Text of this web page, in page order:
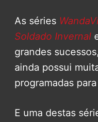
As séries
Soldado Invernal
grandes
ainda possui
programadas
E uma destas